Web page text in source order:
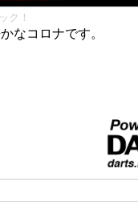
ク！
なコロナです。